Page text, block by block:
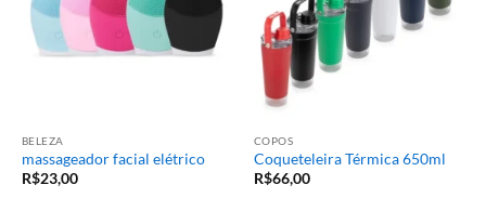
BELEZA
massageador facial elétrico
R$23,00
COPOS
Coqueteleira Térmica 650ml
R$66,00